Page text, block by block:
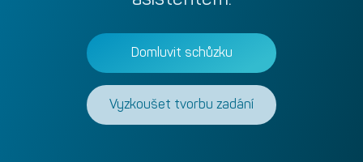
Domluvit schůzku
Vyzkoušet tvorbu zadání